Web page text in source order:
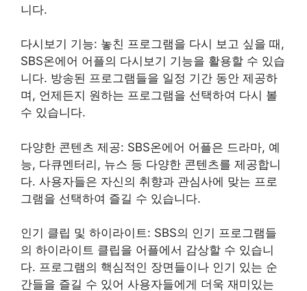
니다.
다시보기 기능: 놓친 프로그램을 다시 보고 싶을 때,
SBS온에어 어플의 다시보기 기능을 활용할 수 있습
니다. 방송된 프로그램들을 일정 기간 동안 제공하
며, 언제든지 원하는 프로그램을 선택하여 다시 볼
수 있습니다.
다양한 콘텐츠 제공: SBS온에어 어플은 드라마, 예
능, 다큐멘터리, 뉴스 등 다양한 콘텐츠를 제공합니
다. 사용자들은 자신의 취향과 관심사에 맞는 프로
그램을 선택하여 즐길 수 있습니다.
인기 클립 및 하이라이트: SBS의 인기 프로그램들
의 하이라이트 클립을 어플에서 감상할 수 있습니
다. 프로그램의 핵심적인 장면들이나 인기 있는 순
간들을 즐길 수 있어 사용자들에게 더욱 재미있는